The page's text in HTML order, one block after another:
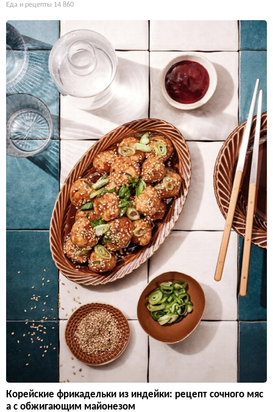
Еда и рецепты 14 860
Корейские фрикадельки из индейки: рецепт сочного мяс
а с обжигающим майонезом